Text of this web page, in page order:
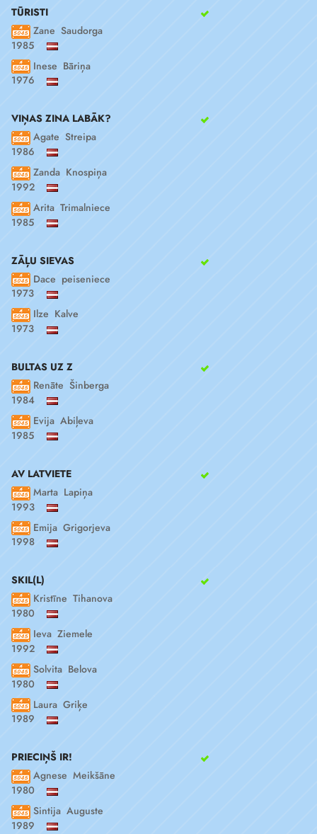
TŪRISTI
Zane Saudorga
1985
Inese Bāriņa
1976
VIŅAS ZINA LABĀK?
Agate Streipa
1986
Zanda Knospiņa
1992
Arita Trimalniece
1985
ZĀĻU SIEVAS
Dace peiseniece
1973
Ilze Kalve
1973
BULTAS UZ Z
Renāte Šinberga
1984
Evija Abiļeva
1985
AV LATVIETE
Marta Lapiņa
1993
Emija Grigorjeva
1998
SKIL(L)
Kristīne Tihanova
1980
Ieva Ziemele
1992
Solvita Belova
1980
Laura Griķe
1989
PRIECIŅŠ IR!
Agnese Meikšāne
1980
Sintija Auguste
1989